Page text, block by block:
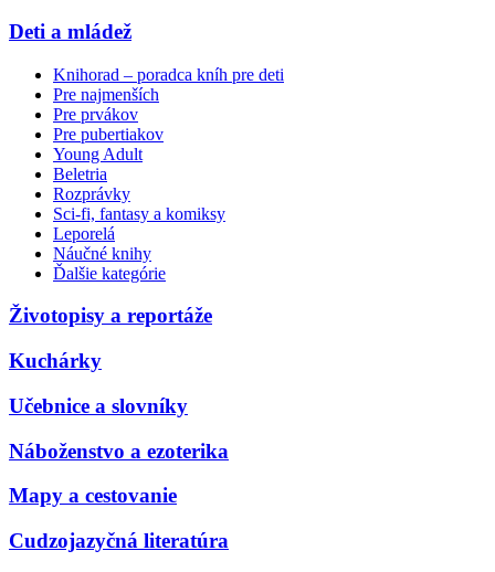
Deti a mládež
Knihorad – poradca kníh pre deti
Pre najmenších
Pre prvákov
Pre pubertiakov
Young Adult
Beletria
Rozprávky
Sci-fi, fantasy a komiksy
Leporelá
Náučné knihy
Ďalšie kategórie
Životopisy a reportáže
Kuchárky
Učebnice a slovníky
Náboženstvo a ezoterika
Mapy a cestovanie
Cudzojazyčná literatúra